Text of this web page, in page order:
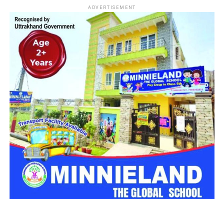
सेंट जूड स्कूल की कैंटीन में काम करता था
मृतक
मिली जानकारी के मुताबिक मृतक अमित शहर के सेंट जूड स्कूल की कैंटीन
में कार्यरत था। शुक्रवार शाम करीब सात बजे ड्यूटी समाप्त होने के बाद वो
पैदल अपने घर के लिए निकला था। लेकिन देर रात तक घर नहीं पहुंचा।
ADVERTISEMENT